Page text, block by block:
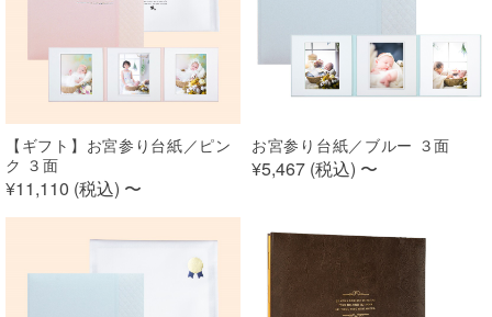
【ギフト】お宮参り台紙／ピン
ク ３面
¥11,110 (税込) 〜
お宮参り台紙／ブルー ３面
¥5,467 (税込) 〜